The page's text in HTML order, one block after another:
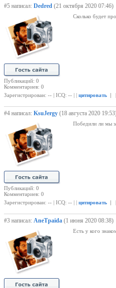
#5 написал: Dedred (21 октября 2020 07:46)
Публикаций: 0
Комментариев: 0
Сколько будет
Зарегистрирован: -- | ICQ: -- | | цитировать | |
#4 написал: KsuJergy (18 августа 2020
Публикаций: 0
Комментариев: 0
Победили ли мы
Зарегистрирован: -- | ICQ: -- | | цитировать | |
#3 написал: AneTpaida (1 июня 2020 08:38)
Есть у кого